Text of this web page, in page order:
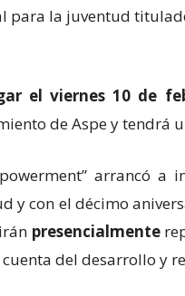
para la juventud
el viernes 10 de
de Aspe y tendrá
arrancó a
y con el décimo
presencialmente
del desarrollo y